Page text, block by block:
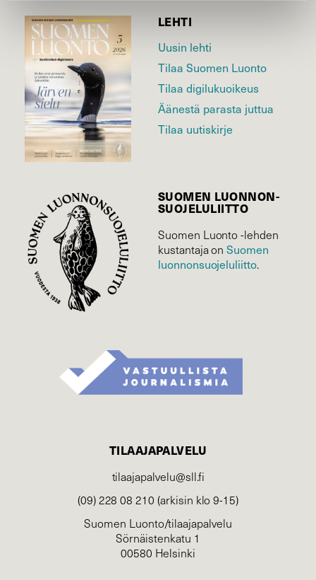
LEHTI
Uusin lehti
Tilaa Suomen Luonto
Tilaa digilukuoikeus
Äänestä parasta juttua
Tilaa uutiskirje
SUOMEN LUONNON­
SUOJELU­LIITTO
Suomen Luonto -lehden
kustantaja onSuomen
luonnonsuojelu­liitto.
TILAAJAPALVELU
tilaajapalvelu@sll.fi
(09) 228 08 210 (arkisin klo 9-15)
Suomen Luonto/tilaajapalvelu
Sörnäistenkatu 1
00580 Helsinki